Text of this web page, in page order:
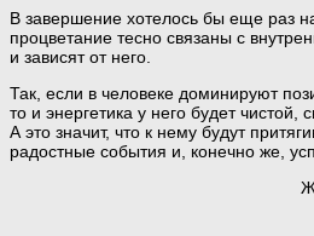
В завершение хотелось бы еще раз
процветание тесно связаны с
и зависят от него.
Так, если в человеке доминируют
то и энергетика у него будет чистой,
А это значит, что к нему будут
радостные события и, конечно же,